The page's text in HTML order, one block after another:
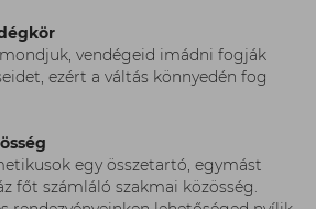
vendégeid imádni fogják
ezért a váltás könnyedén fog
egy összetartó, egymást
főt számláló szakmai közösség.